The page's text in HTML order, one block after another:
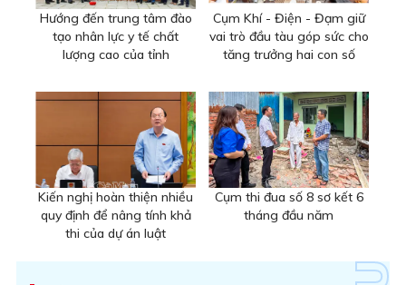
Hướng đến trung tâm đào
tạo nhân lực y tế chất
lượng cao của tỉnh
Cụm Khí - Điện - Đạm giữ
vai trò đầu tàu góp sức cho
tăng trưởng hai con số
Kiến nghị hoàn thiện nhiều
quy định để nâng tính khả
thi của dự án luật
Cụm thi đua số 8 sơ kết 6
tháng đầu năm